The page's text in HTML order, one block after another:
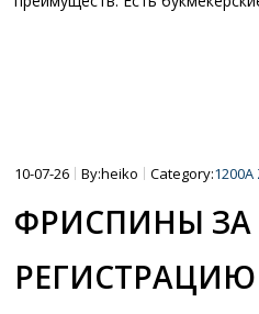
10-07-26 By:heiko Category:1200A
ФРИСПИНЫ ЗА
РЕГИСТРАЦИЮ